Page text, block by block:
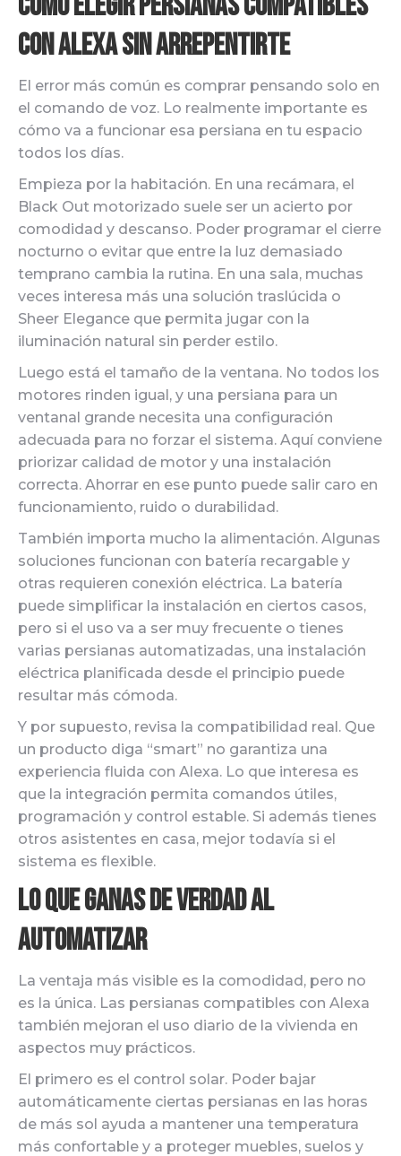
con Alexa sin arrepentirte
El error más común es comprar pensando solo en
el comando de voz. Lo realmente importante es
cómo va a funcionar esa persiana en tu espacio
todos los días.
Empieza por la habitación. En una recámara, el
Black Out motorizado suele ser un acierto por
comodidad y descanso. Poder programar el cierre
nocturno o evitar que entre la luz demasiado
temprano cambia la rutina. En una sala, muchas
veces interesa más una solución traslúcida o
Sheer Elegance que permita jugar con la
iluminación natural sin perder estilo.
Luego está el tamaño de la ventana. No todos los
motores rinden igual, y una persiana para un
ventanal grande necesita una configuración
adecuada para no forzar el sistema. Aquí conviene
priorizar calidad de motor y una instalación
correcta. Ahorrar en ese punto puede salir caro en
funcionamiento, ruido o durabilidad.
También importa mucho la alimentación. Algunas
soluciones funcionan con batería recargable y
otras requieren conexión eléctrica. La batería
puede simplificar la instalación en ciertos casos,
pero si el uso va a ser muy frecuente o tienes
varias persianas automatizadas, una instalación
eléctrica planificada desde el principio puede
resultar más cómoda.
Y por supuesto, revisa la compatibilidad real. Que
un producto diga “smart” no garantiza una
experiencia fluida con Alexa. Lo que interesa es
que la integración permita comandos útiles,
programación y control estable. Si además tienes
otros asistentes en casa, mejor todavía si el
sistema es flexible.
Lo que ganas de verdad al
automatizar
La ventaja más visible es la comodidad, pero no
es la única. Las persianas compatibles con Alexa
también mejoran el uso diario de la vivienda en
aspectos muy prácticos.
El primero es el control solar. Poder bajar
automáticamente ciertas persianas en las horas
de más sol ayuda a mantener una temperatura
más confortable y a proteger muebles, suelos y